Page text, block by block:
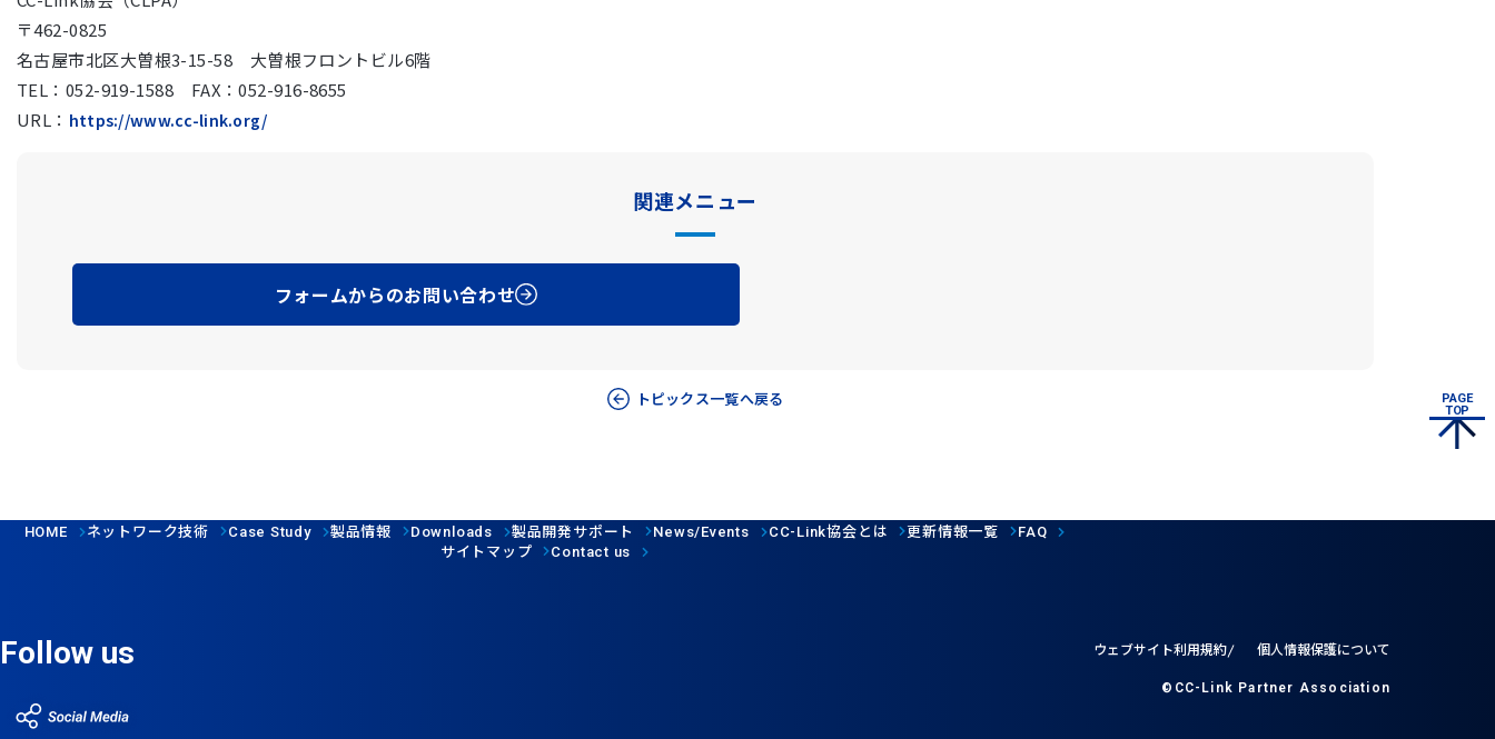
〒462-0825
名古屋市北区大曽根3-15-58 大曽根フロントビル6階
TEL：052-919-1588 FAX：052-916-8655
URL： https://www.cc-link.org/
関連メニュー
フォームからのお問い合わせ
トピックス一覧へ戻る
HOME ネットワーク技術 Case Study 製品情報 Downloads 製品開発サポート News/Events CC-Link協会とは 更新情報一覧 FAQ
サイトマップ Contact us
Follow us ウェブサイト利用規約 個人情報保護について
©CC-Link Partner Association
PAGE
TOP